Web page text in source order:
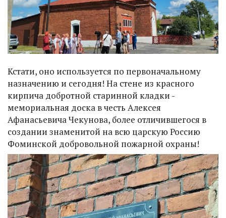
Кстати, оно используется по первоначальному
назначению и сегодня! На стене из красного
кирпича добротной старинной кладки -
мемориальная доска в честь Алексея
Афанасьевича Чекунова, более отличившегося в
создании знаменитой на всю царскую Россию
Фоминской добровольной пожарной охраны!